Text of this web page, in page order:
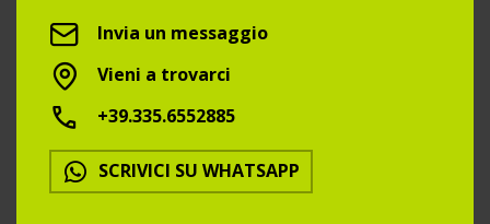
Invia un messaggio
Vieni a trovarci
+39.335.6552885
SCRIVICI SU WHATSAPP